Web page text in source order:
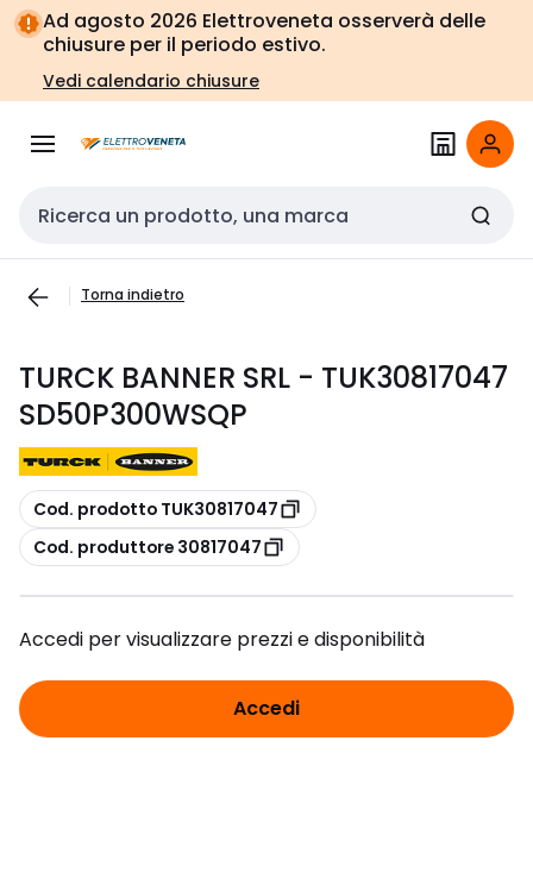
Vai alla
navigazione
Vai
alla
pagina
Ad agosto 2026 Elettroveneta osserverà delle
chiusure per il periodo estivo.
Vedi calendario chiusure
Cerca input
Torna indietro
TURCK BANNER SRL - TUK30817047
SD50P300WSQP
copia
Cod. prodotto TUK30817047
copia
Cod. produttore 30817047
Accedi per visualizzare prezzi e disponibilità
Accedi